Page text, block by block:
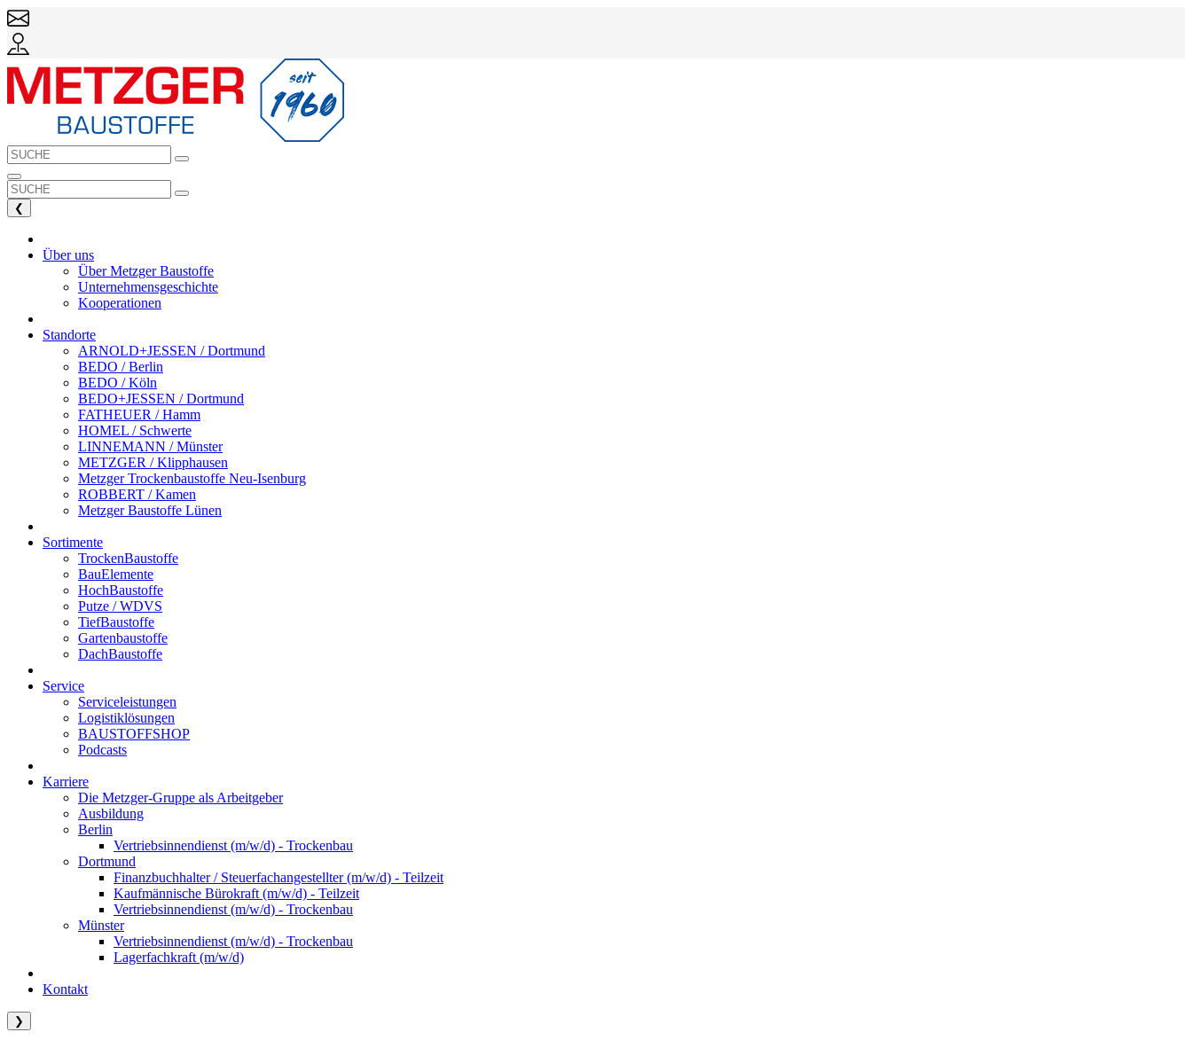
❮
Über uns
Über Metzger Baustoffe
Unternehmensgeschichte
Kooperationen
Standorte
ARNOLD+JESSEN / Dortmund
BEDO / Berlin
BEDO / Köln
BEDO+JESSEN / Dortmund
FATHEUER / Hamm
HOMEL / Schwerte
LINNEMANN / Münster
METZGER / Klipphausen
Metzger Trockenbaustoffe Neu-Isenburg
ROBBERT / Kamen
Metzger Baustoffe Lünen
Sortimente
TrockenBaustoffe
BauElemente
HochBaustoffe
Putze / WDVS
TiefBaustoffe
Gartenbaustoffe
DachBaustoffe
Service
Serviceleistungen
Logistiklösungen
BAUSTOFFSHOP
Podcasts
Karriere
Die Metzger-Gruppe als Arbeitgeber
Ausbildung
Berlin
Vertriebsinnendienst (m/w/d) - Trockenbau
Dortmund
Finanzbuchhalter / Steuerfachangestellter (m/w/d) - Teilzeit
Kaufmännische Bürokraft (m/w/d) - Teilzeit
Vertriebsinnendienst (m/w/d) - Trockenbau
Münster
Vertriebsinnendienst (m/w/d) - Trockenbau
Lagerfachkraft (m/w/d)
Kontakt
❯